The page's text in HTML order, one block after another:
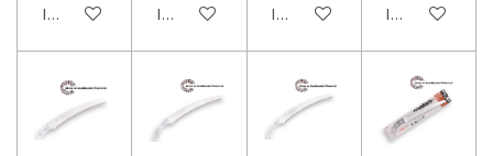
In winkelwagen In winkelwagen In winkelwagenIn